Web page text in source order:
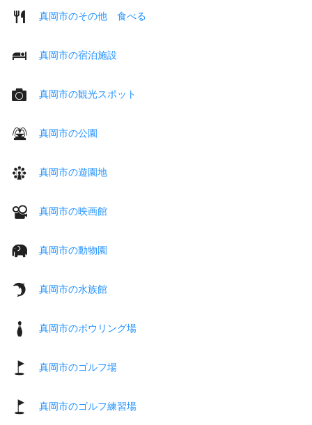
真岡市のその他 食べる
真岡市の宿泊施設
真岡市の観光スポット
真岡市の公園
真岡市の遊園地
真岡市の映画館
真岡市の動物園
真岡市の水族館
真岡市のボウリング場
真岡市のゴルフ場
真岡市のゴルフ練習場